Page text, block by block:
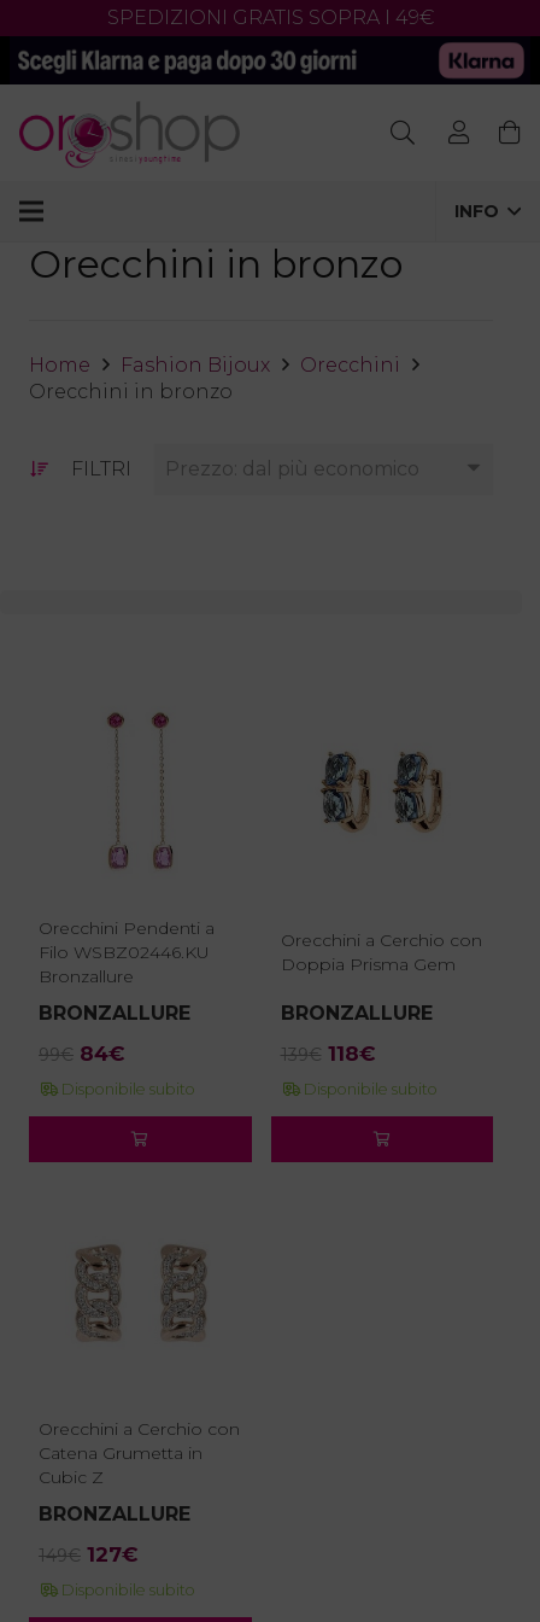
SPEDIZIONI GRATIS SOPRA I 49€
Products
search
INFO
Orecchini in bronzo
Home Fashion Bijoux
Orecchini
Orecchini in bronzo
FILTRI
Orecchini Pendenti a
Filo WSBZ02446.KU
Bronzallure
BRONZALLURE
99€ Il
prezzo
99€.
84€
prezzo
è:
84€.
Disponibile subito
Orecchini a Cerchio con
Doppia Prisma Gem
BRONZALLURE
139€ Il
prezzo
139€.
118€Il
prezzo
è:
118€.
Disponibile subito
Orecchini a Cerchio con
Catena Grumetta in
Cubic Z
BRONZALLURE
149€ Il
prezzo
127€
prezzo
Disponibile subito